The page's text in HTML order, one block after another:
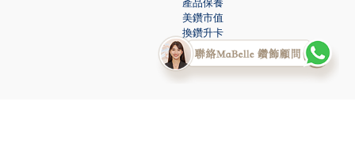
產品保養
美鑽市值
換鑽升卡
電子證書查詢